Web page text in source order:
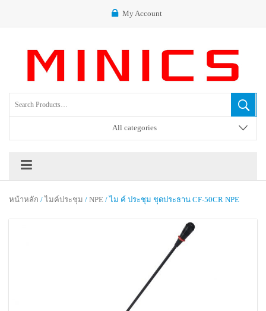
My Account
All categories
หน้าหลัก /ไมค์ประชุม / NPE / ไม ค์ ประชุม ชุดประธาน CF-50CR NPE